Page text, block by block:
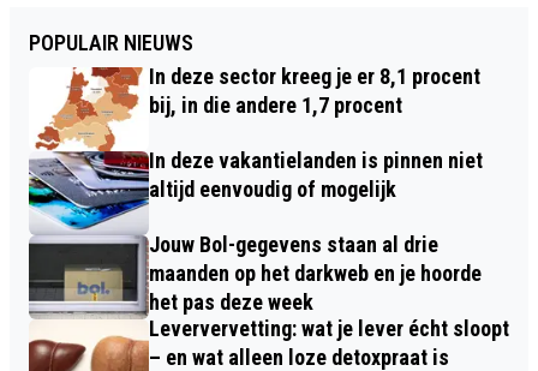
POPULAIR NIEUWS
In deze sector kreeg je er 8,1 procent
bij, in die andere 1,7 procent
In deze vakantielanden is pinnen niet
altijd eenvoudig of mogelijk
Jouw Bol-gegevens staan al drie
maanden op het darkweb en je hoorde
het pas deze week
Leververvetting: wat je lever écht sloopt
– en wat alleen loze detoxpraat is